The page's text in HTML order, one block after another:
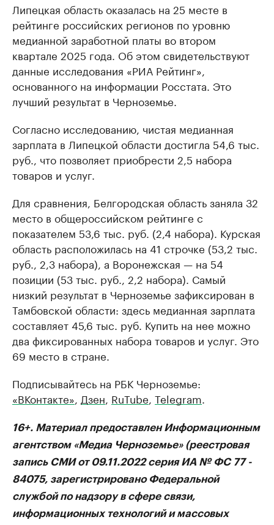
Липецкая область оказалась на 25 месте в
рейтинге российских регионов по уровню
медианной заработной платы во втором
квартале 2025 года. Об этом свидетельствуют
данные исследования «РИА Рейтинг»,
основанного на информации Росстата. Это
лучший результат в Черноземье.
Согласно исследованию, чистая медианная
зарплата в Липецкой области достигла 54,6 тыс.
руб., что позволяет приобрести 2,5 набора
товаров и услуг.
Для сравнения, Белгородская область заняла 32
место в общероссийском рейтинге с
показателем 53,6 тыс. руб. (2,4 набора). Курская
область расположилась на 41 строчке (53,2 тыс.
руб., 2,3 набора), а Воронежская — на 54
позиции (53 тыс. руб., 2,2 набора). Самый
низкий результат в Черноземье зафиксирован в
Тамбовской области: здесь медианная зарплата
составляет 45,6 тыс. руб. Купить на нее можно
два фиксированных набора товаров и услуг. Это
69 место в стране.
Подписывайтесь на РБК Черноземье:
«ВКонтакте», Дзен, RuTube, Telegram.
16+. Материал предоставлен Информационным
агентством «Медиа Черноземье» (реестровая
запись СМИ от 09.11.2022 серия ИА № ФС 77 -
84075, зарегистрировано Федеральной
службой по надзору в сфере связи,
информационных технологий и массовых